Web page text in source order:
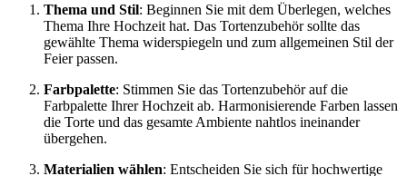
Thema und Stil: Beginnen Sie mit dem Überlegen, welches
Thema Ihre Hochzeit hat. Das Tortenzubehör sollte das
gewählte Thema widerspiegeln und zum allgemeinen Stil der
Feier passen.
Farbpalette: Stimmen Sie das Tortenzubehör auf die
Farbpalette Ihrer Hochzeit ab. Harmonisierende Farben lassen
die Torte und das gesamte Ambiente nahtlos ineinander
übergehen.
Materialien wählen: Entscheiden Sie sich für hochwertige